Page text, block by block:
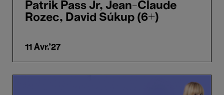
Patrik Pass Jr, Jean-Claude
Rozec, David Súkup (6+)
11 Avr.'27